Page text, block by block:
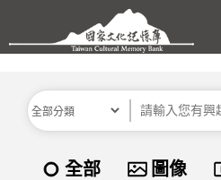
跳到主要內容區塊
分類 關鍵字
全部 圖像